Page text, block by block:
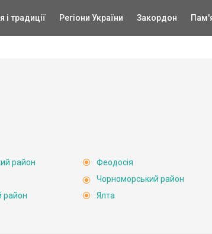
і традиції Регіони України Закордон
район
район
Феодосія
Чорноморський район
Ялта